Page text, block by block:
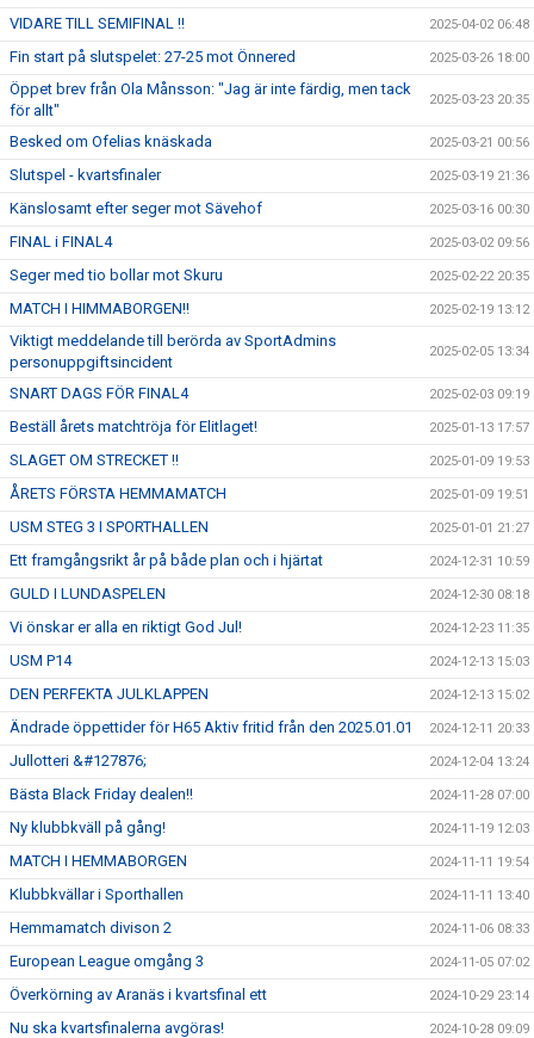
VIDARE TILL SEMIFINAL !! 2025-04-02 06:48
Fin start på slutspelet: 27-25 mot Önnered 2025-03-26 18:00
Öppet brev från Ola Månsson: "Jag är inte färdig, men tack
för allt"
2025-03-23 20:35
Besked om Ofelias knäskada 2025-03-21 00:56
Slutspel - kvartsfinaler 2025-03-19 21:36
Känslosamt efter seger mot Sävehof 2025-03-16 00:30
FINAL i FINAL4 2025-03-02 09:56
Seger med tio bollar mot Skuru 2025-02-22 20:35
MATCH I HIMMABORGEN!! 2025-02-19 13:12
Viktigt meddelande till berörda av SportAdmins
personuppgiftsincident
2025-02-05 13:34
SNART DAGS FÖR FINAL4 2025-02-03 09:19
Beställ årets matchtröja för Elitlaget! 2025-01-13 17:57
SLAGET OM STRECKET !! 2025-01-09 19:53
ÅRETS FÖRSTA HEMMAMATCH 2025-01-09 19:51
USM STEG 3 I SPORTHALLEN 2025-01-01 21:27
Ett framgångsrikt år på både plan och i hjärtat 2024-12-31 10:59
GULD I LUNDASPELEN 2024-12-30 08:18
Vi önskar er alla en riktigt God Jul! 2024-12-23 11:35
USM P14 2024-12-13 15:03
DEN PERFEKTA JULKLAPPEN 2024-12-13 15:02
Ändrade öppettider för H65 Aktiv fritid från den 2025.01.01 2024-12-11 20:33
Jullotteri &#127876; 2024-12-04 13:24
Bästa Black Friday dealen!! 2024-11-28 07:00
Ny klubbkväll på gång! 2024-11-19 12:03
MATCH I HEMMABORGEN 2024-11-11 19:54
Klubbkvällar i Sporthallen 2024-11-11 13:40
Hemmamatch divison 2 2024-11-06 08:33
European League omgång 3 2024-11-05 07:02
Överkörning av Aranäs i kvartsfinal ett 2024-10-29 23:14
Nu ska kvartsfinalerna avgöras! 2024-10-28 09:09